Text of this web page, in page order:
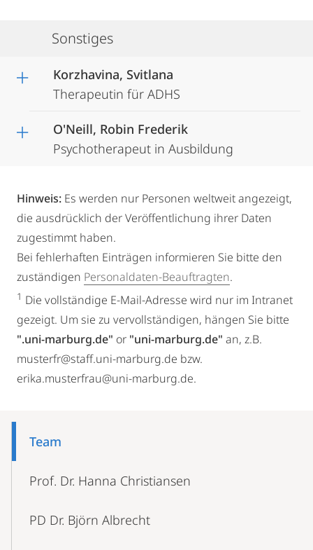
Sonstiges
Korzhavina, Svitlana
Therapeutin für ADHS
O'Neill, Robin Frederik
Psychotherapeut in Ausbildung
Hinweis: Es werden nur Personen weltweit angezeigt,
die ausdrücklich der Veröffentlichung ihrer Daten
zugestimmt haben.
Bei fehlerhaften Einträgen informieren Sie bitte den
zuständigen Personaldaten-Beauftragten.
1 Die vollständige E-Mail-Adresse wird nur im Intranet
gezeigt. Um sie zu vervollständigen, hängen Sie bitte
".uni-marburg.de" or "uni-marburg.de" an, z.B.
musterfr@staff.uni-marburg.de bzw.
erika.musterfrau@uni-marburg.de.
Navigation
Team
Prof. Dr. Hanna Christiansen
PD Dr. Björn Albrecht